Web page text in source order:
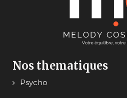
Nos thematiques
Psycho